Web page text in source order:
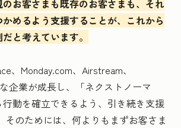
のお客さまも既存のお客さまも、それ
めるよう支援することが、これから
と考えています。
、Monday.com、Airstream、
企業が成長し、「ネクストノーマ
動を確立できるよう、引き続き支援
そのためには、何よりもまずお客さま